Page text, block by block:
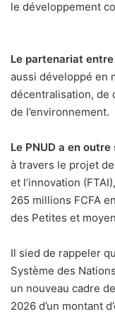
le développement
Le partenariat entre
aussi développé en
décentralisation, de
de l’environnement.
Le PNUD a en
à travers le projet
et l’innovation
265 millions FCFA
des Petites et
Il sied de rappeler
Système des
un nouveau cadre
2026 d’un montant